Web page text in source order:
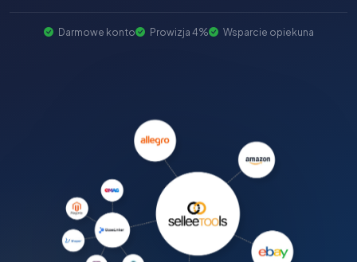
Darmowe konto Prowizja 4% Wsparcie opiekuna